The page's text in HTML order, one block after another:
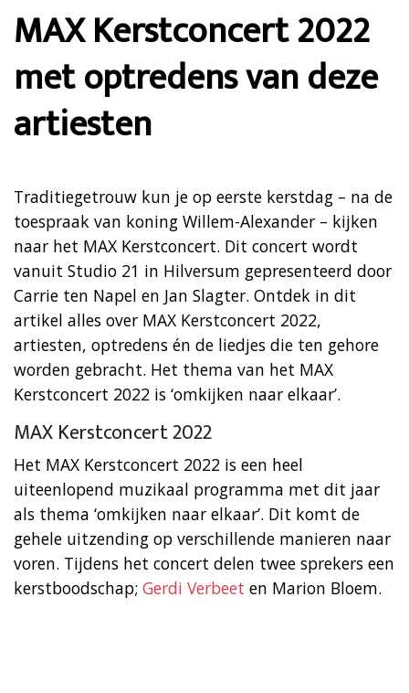
MAX Kerstconcert 2022
met optredens van deze
artiesten
Traditiegetrouw kun je op eerste kerstdag – na de
toespraak van koning Willem-Alexander – kijken
naar het MAX Kerstconcert. Dit concert wordt
vanuit Studio 21 in Hilversum gepresenteerd door
Carrie ten Napel en Jan Slagter. Ontdek in dit
artikel alles over MAX Kerstconcert 2022,
artiesten, optredens én de liedjes die ten gehore
worden gebracht. Het thema van het MAX
Kerstconcert 2022 is ‘omkijken naar elkaar’.
MAX Kerstconcert 2022
Het MAX Kerstconcert 2022 is een heel
uiteenlopend muzikaal programma met dit jaar
als thema ‘omkijken naar elkaar’. Dit komt de
gehele uitzending op verschillende manieren naar
voren. Tijdens het concert delen twee sprekers een
kerstboodschap; Gerdi Verbeet en Marion Bloem.